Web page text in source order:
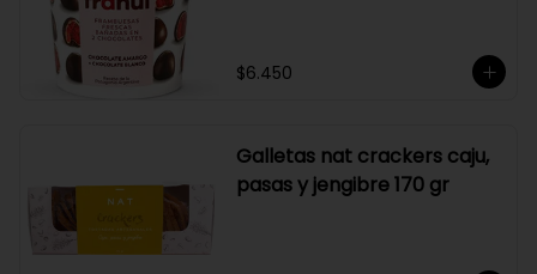
$6.450
Galletas nat crackers caju,
pasas y jengibre 170 gr